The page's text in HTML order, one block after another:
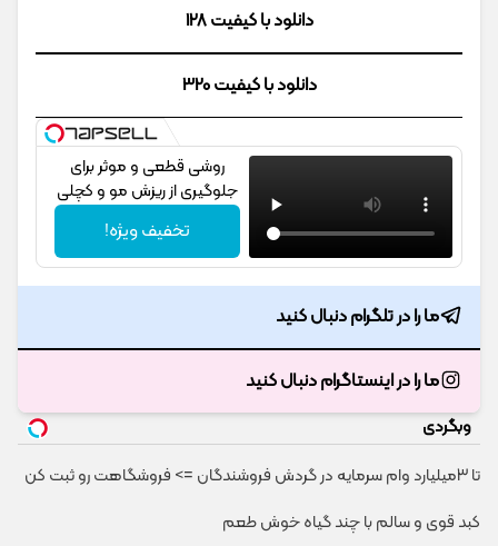
دانلود با کیفیت 128
دانلود با کیفیت 320
روشی قطعی و موثر برای
جلوگیری از ریزش مو و کچلی
تخفیف ویژه!
ما را در تلگرام دنبال کنید
ما را در اینستاگرام دنبال کنید
وبگردی
تا 3میلیارد وام سرمایه در گردش فروشندگان => فروشگاهت رو ثبت کن
کبد قوی و سالم با چند گیاه خوش طعم